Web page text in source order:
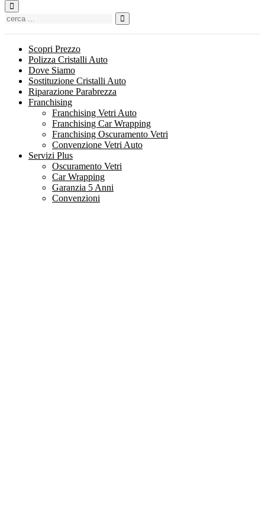
Cerca
Scopri Prezzo
Polizza Cristalli Auto
Dove Siamo
Sostituzione Cristalli Auto
Riparazione Parabrezza
Franchising
Franchising Vetri Auto
Franchising Car Wrapping
Franchising Oscuramento Vetri
Convenzione Vetri Auto
Servizi Plus
Oscuramento Vetri
Car Wrapping
Garanzia 5 Anni
Convenzioni